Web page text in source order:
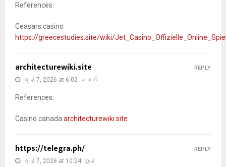
References:
Ceasars casino
https://greecestudies.site/wiki/
architecturewiki.site
ဇွန် 7, 2026 at 6:02 မနက်
References:
Casino canada architecturewiki.site
REPLY
https://telegra.ph/
ဇွန် 7, 2026 at 10:24 ညနေ
REPLY